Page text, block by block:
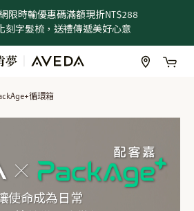
限時輸優惠碼滿額現折NT$288
字髮梳，送禮傳遞美好心意
循環箱
使命成為日常